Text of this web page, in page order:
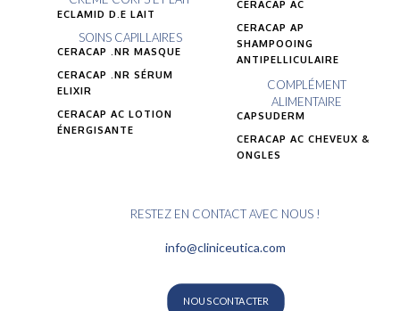
ECLAMID D.E LAIT
SOINS CAPILLAIRES
CERACAP .NR MASQUE
CERACAP .NR SÉRUM
ELIXIR
CERACAP AC LOTION
ÉNERGISANTE
CERACAP AC
CERACAP AP
SHAMPOOING
ANTIPELLICULAIRE
COMPLÉMENT
ALIMENTAIRE
CAPSUDERM
CERACAP AC CHEVEUX &
ONGLES
RESTEZ EN CONTACT AVEC NOUS !
info@cliniceutica.com
NOUS CONTACTER